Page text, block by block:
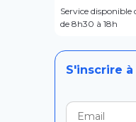
Service
de 8h30 à 18h
S'inscrire